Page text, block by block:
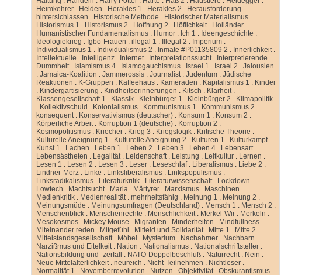
Heimkehrer . Helden . Herakles 1 . Herakles 2 . Herausforderung .
hintersichlassen . Historische Methode . Historischer Materialismus .
Historismus 1 . Historismus 2 . Hoffnung 2 . Höflichkeit. Holländer .
Humanistischer Fundamentalismus . Humor . Ich 1 . Ideengeschichte .
Ideologiekrieg . Igbo-Frauen .illegal 1 . Illegal 2 . Imperium .
Individualismus 1 . Individualismus 2 . Inmate #P01135809 2 . Innerlichkeit.
Intellektuelle . Intelligenz . Internet. Interpretationssucht. Interpretierende
Dummheit. Islamismus 4 . Islamogauchismus . Israel 1 . Israel 2 .Jalousien
.Jamaica-Koalition .Jammerossis .Journalist.Judentum .Jüdische
Reaktionen . K-Gruppen . Kaffeehaus . Kameraden . Kapitalismus 1 . Kinder
. Kindergartisierung . Kindheitserinnerungen . Kitsch . Klarheit.
Klassengesellschaft 1 . Klassik . Kleinbürger 1 . Kleinbürger 2 . Klimapolitik
. Kollektivschuld . Kolonialismus . Kommunismus 1 . Kommunismus 2 .
konsequent. Konservativismus (deutscher) . Konsum 1 . Konsum 2 .
Körperliche Arbeit. Korruption 1 (deutsche) . Korruption 2 .
Kosmopolitismus . Kriecher . Krieg 3 . Kriegslogik . Kritische Theorie .
Kulturelle Aneignung 1 . Kulturelle Aneignung 2 . Kulturen 1 . Kulturkampf.
Kunst 1 . Lachen . Leben 1 . Leben 2 . Leben 3 . Leben 4 . Lebensart.
Lebensästheten . Legalität. Leidenschaft. Leistung . Leitkultur . Lernen .
Lesen 1 . Lesen 2 . Lesen 3 . Leser . Leseschlaf. Liberalismus . Liebe 2 .
Lindner-Merz . Linke . Linksliberalismus . Linkspopulismus .
Linksradikalismus . Literaturkritik . Literaturwissenschaft. Lockdown .
Lowtech . Machtsucht. Maria . Märtyrer . Marxismus . Maschinen .
Medienkritik . Medienrealität.mehrheitsfähig . Meinung 1 . Meinung 2 .
Meinungsmüde . Meinungsumfragen (Deutschland) . Mensch 1 . Mensch 2 .
Menschenblick . Menschenrechte . Menschlichkeit. Merkel-Wir . Merkeln .
Mesokosmos . Mickey Mouse . Migranten . Minderheiten . Mindfullness .
Miteinander reden . Mitgefühl . Mitleid und Solidarität. Mitte 1 . Mitte 2 .
Mittelstandsgesellschaft. Möbel . Mysterium . Nachahmer . Nachbarn .
Narzißmus und Eitelkeit. Nation . Nationalismus . Nationalschriftsteller .
Nationsbildung und -zerfall
. NATO-Doppelbeschluß . Naturrecht. Nein .
Neue Mittelalterlichkeit.neureich . Nicht-Teilnehmen . Nichtleser .
Normalität 1 . Novemberrevolution . Nutzen .Objektivität.Obskurantismus .